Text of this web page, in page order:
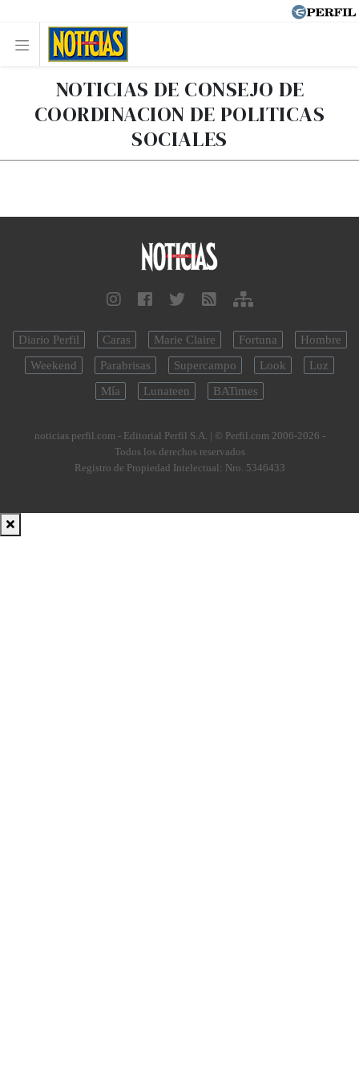
NOTICIAS DE CONSEJO DE
COORDINACION DE POLITICAS
SOCIALES
Diario Perfil Caras Marie Claire Fortuna
Hombre
Weekend
Parabrisas Supercampo Look
Luz
Mía
Lunateen BATimes
noticias.perfil.com - Editorial Perfil S.A. | © Perfil.com 2006-2026 -
Todos los derechos reservados
Registro de Propiedad Intelectual: Nro. 5346433